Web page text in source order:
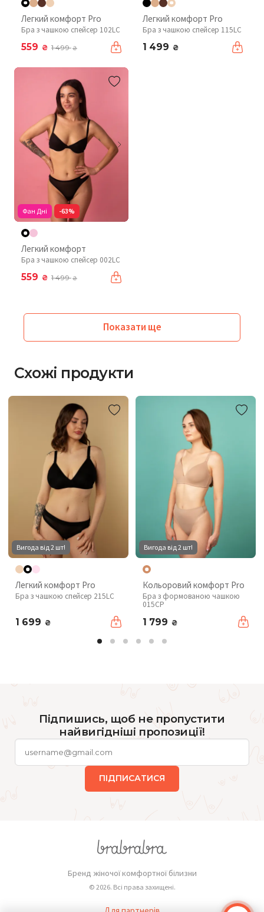
Легкий комфорт Pro
Бра з чашкою спейсер 102LC
559 ₴ 1 499₴
Легкий комфорт Pro
Бра з чашкою спейсер 115LC
1 499 ₴
Фан Дні -63%
Легкий комфорт
Бра з чашкою спейсер 002LC
559 ₴ 1 499₴
Показати ще
Схожі продукти
Вигода від 2 шт!
Легкий комфорт Pro
Бра з чашкою спейсер 215LC
1 699 ₴
Вигода від 2 шт!
Кольоровий комфорт Pro
Бра з формованою чашкою
015CP
1 799 ₴
Підпишись, щоб не пропустити
найвигідніші пропозиції!
ПІДПИСАТИСЯ
Бренд жіночої комфортної білизни
© 2026. Всі права захищені.